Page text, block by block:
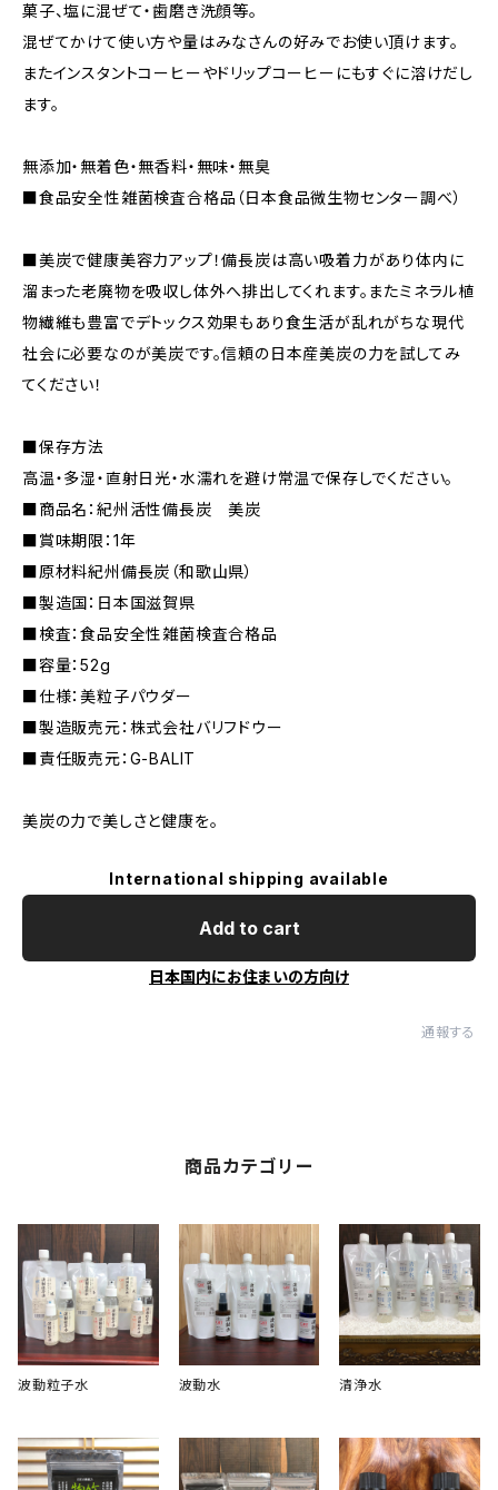
菓子、塩に混ぜて・歯磨き洗顔等。
混ぜてかけて使い方や量はみなさんの好みでお使い頂けます。
またインスタントコーヒーやドリップコーヒーにもすぐに溶けだし
ます。
無添加・無着色・無香料・無味・無臭
■食品安全性雑菌検査合格品（日本食品微生物センター調べ）
■美炭で健康美容力アップ！備長炭は高い吸着力があり体内に
溜まった老廃物を吸収し体外へ排出してくれます。またミネラル植
物繊維も豊富でデトックス効果もあり食生活が乱れがちな現代
社会に必要なのが美炭です。信頼の日本産美炭の力を試してみ
てください！
■保存方法
高温・多湿・直射日光・水濡れを避け常温で保存しでください。
■商品名：紀州活性備長炭 美炭
■賞味期限：1年
■原材料紀州備長炭（和歌山県）
■製造国：日本国滋賀県
■検査：食品安全性雑菌検査合格品
■容量：52g
■仕様：美粒子パウダー
■製造販売元：株式会社バリフドウー
■責任販売元：G-BALIT
美炭の力で美しさと健康を。
International shipping available
Add to cart
日本国内にお住まいの方向け
通報する
商品カテゴリー
波動粒子水 波動水 清浄水